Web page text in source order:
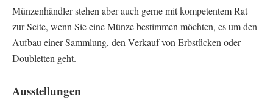
Münzenhändler stehen aber auch gerne mit kompetentem Rat
zur Seite, wenn Sie eine Münze bestimmen möchten, es um den
Aufbau einer Sammlung, den Verkauf von Erbstücken oder
Doubletten geht.
Ausstellungen